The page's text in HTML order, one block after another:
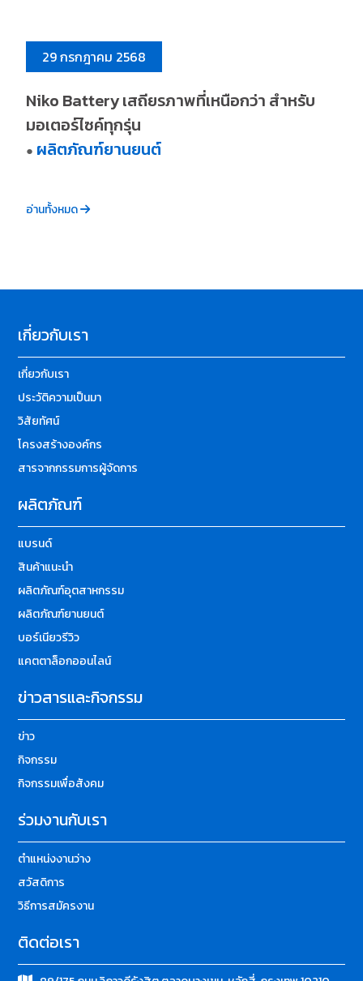
29 กรกฎาคม 2568
Niko Battery เสถียรภาพที่เหนือกว่า สำหรับ
มอเตอร์ไซค์ทุกรุ่น
● ผลิตภัณฑ์ยานยนต์
อ่านทั้งหมด
เกี่ยวกับเรา
เกี่ยวกับเรา
ประวัติความเป็นมา
วิสัยทัศน์
โครงสร้างองค์กร
สารจากกรรมการผู้จัดการ
ผลิตภัณฑ์
แบรนด์
สินค้าแนะนำ
ผลิตภัณฑ์อุตสาหกรรม
ผลิตภัณฑ์ยานยนต์
บอร์เนียวรีวิว
แคตตาล็อกออนไลน์
ข่าวสารและกิจกรรม
ข่าว
กิจกรรม
กิจกรรมเพื่อสังคม
ร่วมงานกับเรา
ตำแหน่งงานว่าง
สวัสดิการ
วิธีการสมัครงาน
ติดต่อเรา